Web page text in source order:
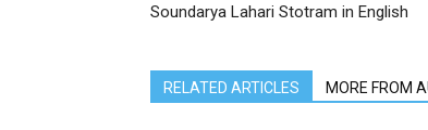
Soundarya Lahari Stotram in English
RELATED ARTICLES MORE FROM